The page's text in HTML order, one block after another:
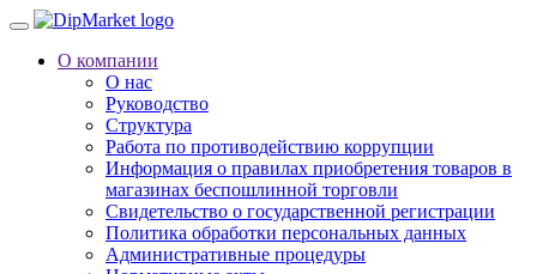
О компании
О нас
Руководство
Структура
Работа по противодействию коррупции
Информация о правилах приобретения товаров в
магазинах беспошлинной торговли
Свидетельство о государственной регистрации
Политика обработки персональных данных
Административные процедуры